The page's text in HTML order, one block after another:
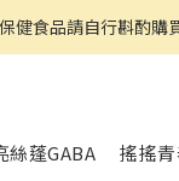
官網都是自助下
健食品請自行斟酌購
蓬GABA 搖搖